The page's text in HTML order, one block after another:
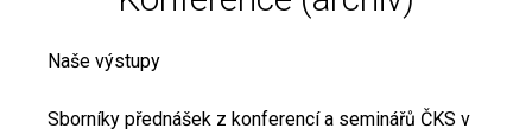
Naše výstupy
Sborníky přednášek z konferencí a seminářů ČKS v